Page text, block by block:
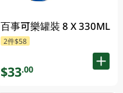
百事可樂罐裝 8 X 330ML
2件$58
$33.00